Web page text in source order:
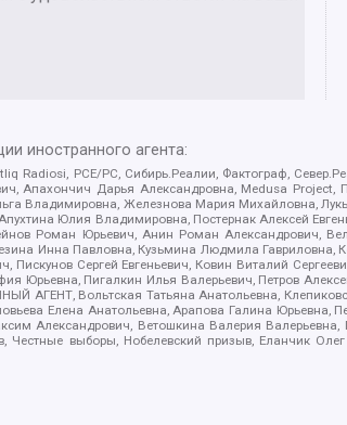
иностранного агента:
PCE/PC, Сибирь.Реалии, Фактограф,
Апахончич Дарья Александровна, Medusa
Владимировна, Железнова Мария Михайловна,
Юлия Владимировна, Постернак Алексей
Роман Юрьевич, Анин Роман Александрович,
Инна Павловна, Кузьмина Людмила
Сергей Евгеньевич, Ковин Виталий
Юрьевна, Пигалкин Илья Валерьевич, Петров
АГЕНТ, Вольтская Татьяна Анатольевна,
Елена Анатольевна, Арапова Галина
Александрович, Ветошкина Валерия
выборы, Нобелевский призыв, Еланчик